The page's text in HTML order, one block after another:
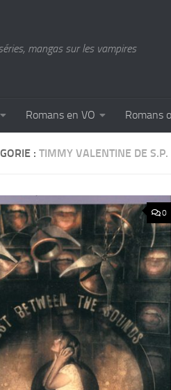
mangas sur les vampires
Romans en VO Romans
: TIMMY VALENTINE DE
0